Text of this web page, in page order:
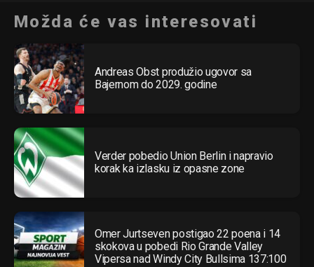
Možda će vas interesovati
Andreas Obst produžio ugovor sa
Bajernom do 2029. godine
Verder pobedio Union Berlin i napravio
korak ka izlasku iz opasne zone
Omer Jurtseven postigao 22 poena i 14
skokova u pobedi Rio Grande Valley
Vipersa nad Windy City Bullsima 137:100